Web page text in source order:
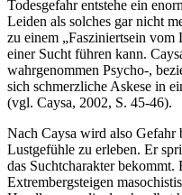
Todesgefahr entstehe ein
Leiden als solches gar nicht
zu einem „Fasziniertsein vom
einer Sucht führen kann.
wahrgenommen Psycho-,
sich schmerzliche Askese in
(vgl. Caysa, 2002, S. 45-46).
Nach Caysa wird also Gefahr
Lustgefühle zu erleben. Er
das Suchtcharakter
Extrembergsteigen